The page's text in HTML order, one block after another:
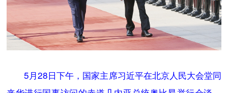
5月28日下午，国家主席习近平在北京人民大会堂同